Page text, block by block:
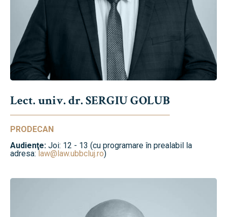
Lect. univ. dr. SERGIU GOLUB
PRODECAN
Audienţe: Joi: 12 - 13 (cu programare în prealabil la
adresa:law@law.ubbcluj.ro)